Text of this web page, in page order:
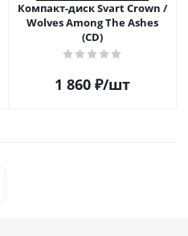
Компакт-диск Svart Crown /
Wolves Among The Ashes
(CD)
1 860 ₽/шт